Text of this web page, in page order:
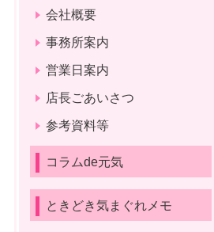
会社概要
事務所案内
営業日案内
店長ごあいさつ
参考資料等
コラムde元気
ときどき気まぐれメモ